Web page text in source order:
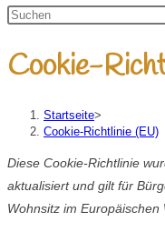
Cookie-
Startseite>
Cookie-Richtlinie (EU)
Diese Cookie-Richtlinie
aktualisiert und gilt für
Wohnsitz im Europäischen